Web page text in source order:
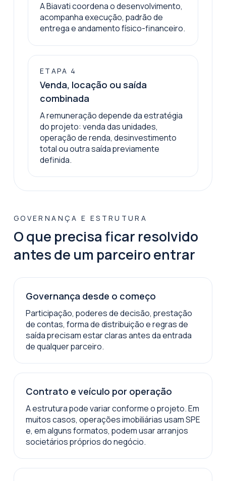
A Biavati coordena o desenvolvimento,
acompanha execução, padrão de
entrega e andamento físico-financeiro.
ETAPA 4
Venda, locação ou saída
combinada
A remuneração depende da estratégia
do projeto: venda das unidades,
operação de renda, desinvestimento
total ou outra saída previamente
definida.
GOVERNANÇA E ESTRUTURA
O que precisa ficar resolvido
antes de um parceiro entrar
Governança desde o começo
Participação, poderes de decisão, prestação
de contas, forma de distribuição e regras de
saída precisam estar claras antes da entrada
de qualquer parceiro.
Contrato e veículo por operação
A estrutura pode variar conforme o projeto. Em
muitos casos, operações imobiliárias usam SPE
e, em alguns formatos, podem usar arranjos
societários próprios do negócio.